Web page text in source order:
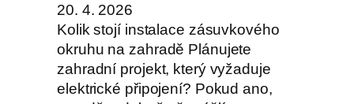
20. 4. 2026
Kolik stojí instalace zásuvkového
okruhu na zahradě Plánujete
zahradní projekt, který vyžaduje
elektrické připojení? Pokud ano,